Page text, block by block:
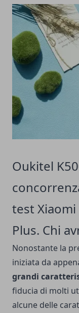
Oukitel
test
Plus. Chi
Nonostante la
iniziata da
grandi
fiducia di molti
alcune delle